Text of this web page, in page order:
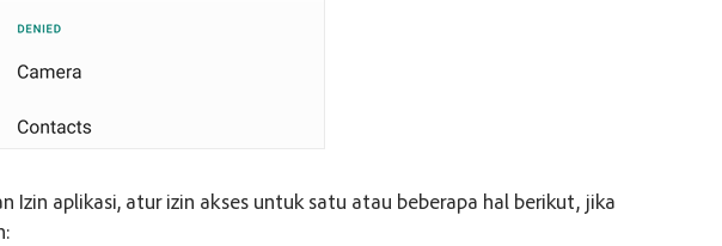
Izin aplikasi, atur izin akses untuk satu atau beberapa hal berikut, jika